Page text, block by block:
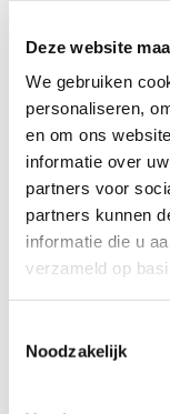
Deze website
We gebruiken
personaliseren,
en om ons
informatie over
partners voor
partners kunnen
informatie die u
verzameld op
Noodzakelijk
Blijf op de
publicaties en
en onze missie.
Nieuws
Foto's
Agenda